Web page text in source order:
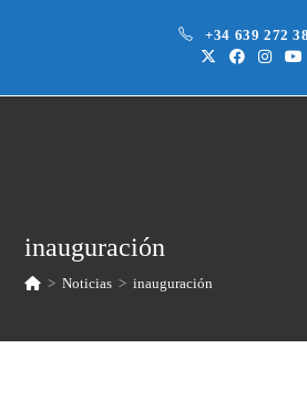
+34 639 272
inauguración
> Noticias > inauguración